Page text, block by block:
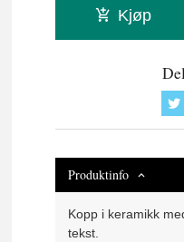
Kjøp
Produktinfo
Kopp i keramikk
tekst.